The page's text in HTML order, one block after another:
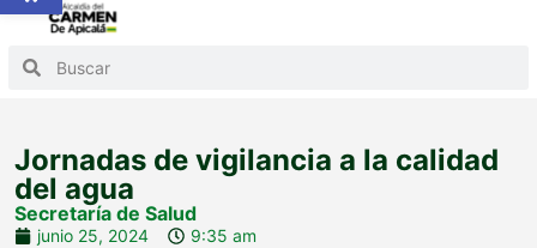
Jornadas de vigilancia a la calidad
del agua
Secretaría de Salud
junio 25, 2024 9:35 am